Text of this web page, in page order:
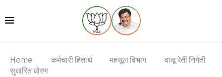
Home कर्मचारी हितार्थ महसूल विभाग
वाळू रेती निर्गती
सुधारित धोरण